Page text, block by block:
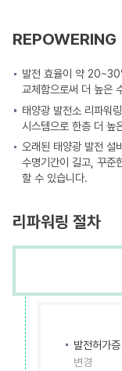
REPOWERING
발전 효율이 약
교체함으로써 더 높은
태양광 발전소 리파워
시스템으로 한층 더 높
오래된 태양광 발전 설
수명기간이 길고, 꾸준
할 수 있습니다.
리파워링 절차
발전허가
변경